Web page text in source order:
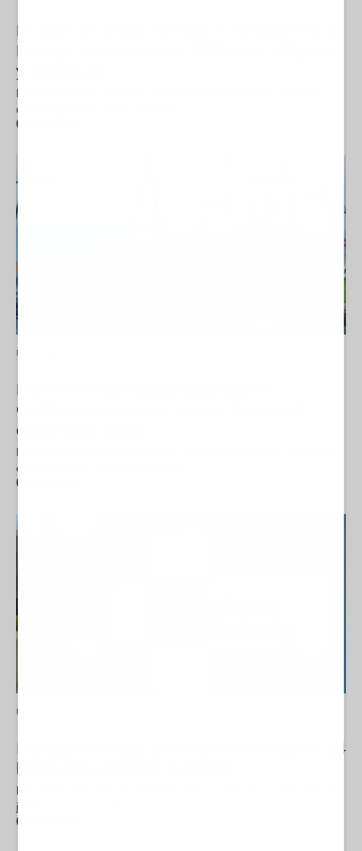
La crisis de Ceuta no frena el compromiso de
Portugal con el Mundial 2030 junto a España
y Marruecos
determinación de seguir adelante…
06/08/2026
NOTICIAS
Marruecos refuerza la seguridad en
Castillejos para evitar nuevos intentos de
cruce hacia Ceuta
escenario de un importante refuerzo…
06/08/2026
FRONTERA E INMIGRACIÓN
Ingesa presta 329 asistencias en Ceuta en 24
horas por la presión migratoria
El Instituto Nacional de Gestión Sanitaria (Ingesa) ha informado este
jueves que, en el marco…
06/08/2026